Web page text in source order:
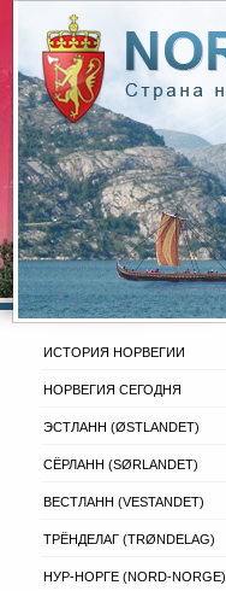
ИСТОРИЯ НОРВЕГИИ
НОРВЕГИЯ СЕГОДНЯ
ЭСТЛАНН (ØSTLANDET)
СЁРЛАНН (SØRLANDET)
ВЕСТЛАНН (VESTANDET)
ТРЁНДЕЛАГ (TRØNDELAG)
НУР-НОРГЕ (NORD-NORGE)